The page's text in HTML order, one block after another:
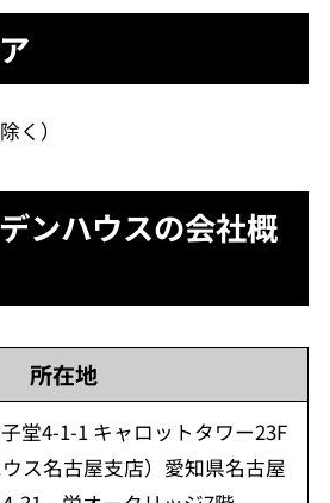
く）
ンハウスの会社概
所在地
堂4-1-1 キャロットタワー23F
ウス名古屋支店）愛知県名古屋